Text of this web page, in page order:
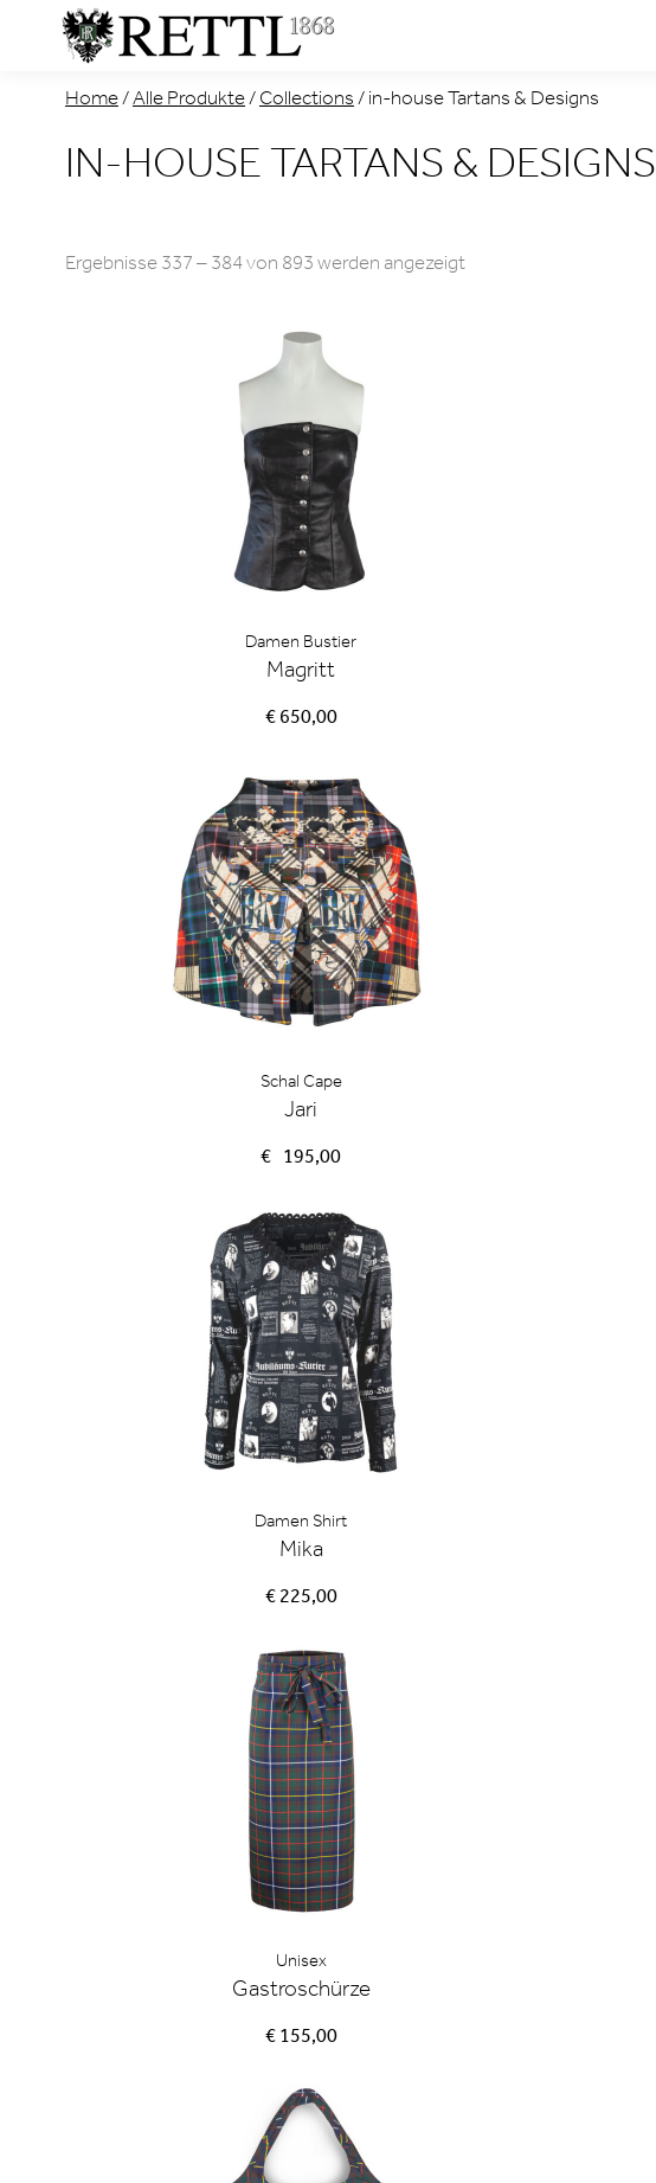
Home/Alle Produkte/ Collections / in-house Tartans & Designs
IN-HOUSE TARTANS & DESIGNS
Ergebnisse 337 – 384 von 893 werden angezeigtNach
Damen Bustier
Magritt
€ 650,00
Schal Cape
Jari
€ 195,00
Damen Shirt
Mika
€ 225,00
Unisex
Gastroschürze
€ 155,00